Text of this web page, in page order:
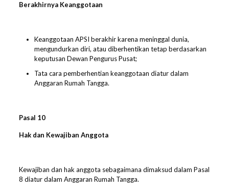
Berakhirnya Keanggotaan
Keanggotaan APSI berakhir karena meninggal dunia,
mengundurkan diri, atau diberhentikan tetap berdasarkan
keputusan Dewan Pengurus Pusat;
Tata cara pemberhentian keanggotaan diatur dalam
Anggaran Rumah Tangga.
Pasal 10
Hak dan Kewajiban Anggota
Kewajiban dan hak anggota sebagaimana dimaksud dalam Pasal
8 diatur dalam Anggaran Rumah Tangga.